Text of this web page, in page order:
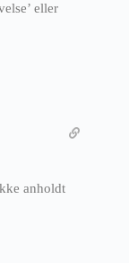
eller
anholdt